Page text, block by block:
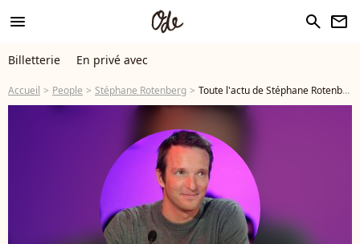
menu search newsletter
Billetterie En privé avec
Accueil People Stéphane Rotenberg Toute l'actu de Stéphane Rotenberg